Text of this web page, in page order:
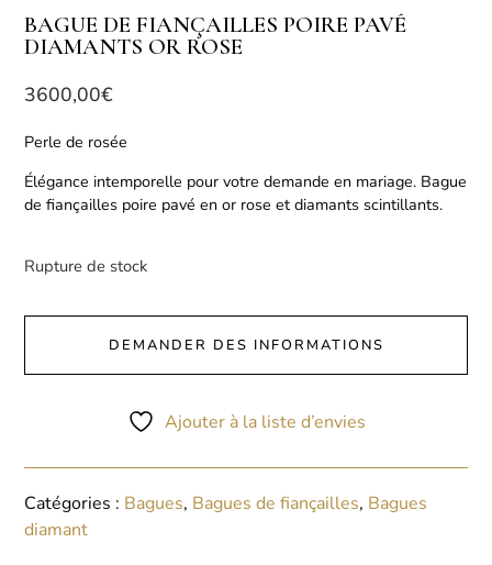
BAGUE DE FIANÇAILLES POIRE PAVÉ
DIAMANTS OR ROSE
3600,00€
Perle de rosée
Élégance intemporelle pour votre demande en mariage. Bague
de fiançailles poire pavé en or rose et diamants scintillants.
Rupture de stock
DEMANDER DES INFORMATIONS
Ajouter à la liste d’envies
Catégories : Bagues, Bagues de fiançailles, Bagues
diamant